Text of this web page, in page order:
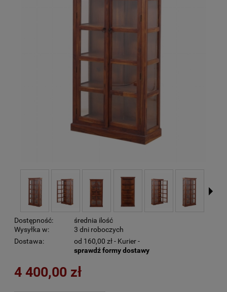
Dostępność:
średnia ilość
Wysyłka w:
3 dni roboczych
Dostawa:
od 160,00 zł - Kurier -
sprawdź formy dostawy
4 400,00 zł